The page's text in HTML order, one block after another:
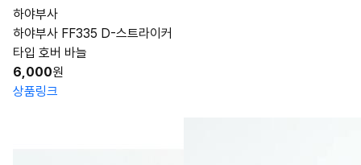
하야부사
하야부사 FF335 D-스트라이커
타입 호버 바늘
6,000원
상품링크